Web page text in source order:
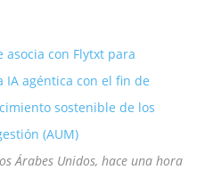
asocia con Flytxt para
IA agéntica con el fin de
sostenible de los
(AUM)
Árabes Unidos, hace una hora